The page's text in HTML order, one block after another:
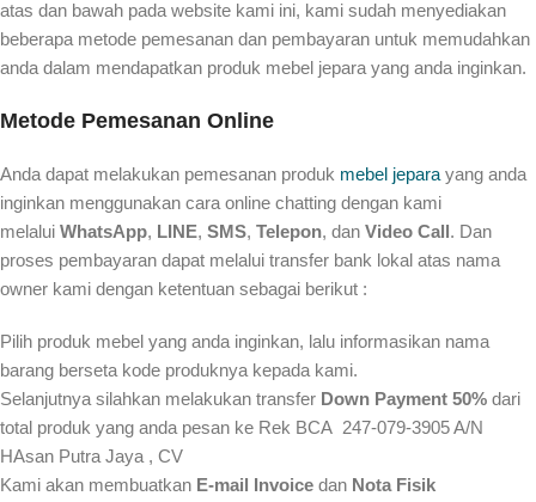
atas dan bawah pada website kami ini, kami sudah menyediakan
beberapa metode pemesanan dan pembayaran untuk memudahkan
anda dalam mendapatkan produk mebel jepara yang anda inginkan.
Metode Pemesanan Online
Anda dapat melakukan pemesanan produk mebel jepara yang anda
inginkan menggunakan cara online chatting dengan kami
melalui WhatsApp, LINE, SMS, Telepon, dan Video Call. Dan
proses pembayaran dapat melalui transfer bank lokal atas nama
owner kami dengan ketentuan sebagai berikut :
Pilih produk mebel yang anda inginkan, lalu informasikan nama
barang berseta kode produknya kepada kami.
Selanjutnya silahkan melakukan transfer Down Payment 50% dari
total produk yang anda pesan ke Rek BCA 247-079-3905 A/N
HAsan Putra Jaya , CV
Kami akan membuatkan E-mail Invoice dan Nota Fisik